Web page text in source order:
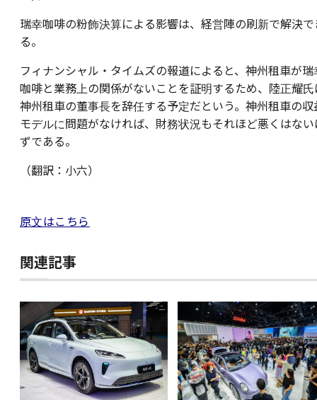
瑞幸咖啡の粉飾決算による影響は、経営陣の刷新で解決で
る。
フィナンシャル・タイムズの報道によると、神州租車が瑞
咖啡と業務上の関係がないことを証明するため、陸正耀氏
神州租車の董事長を辞任する予定だという。神州租車の収
モデルに問題がなければ、財務状況もそれほど悪くはない
ずである。
（翻訳：小六）
原文はこちら
関連記事